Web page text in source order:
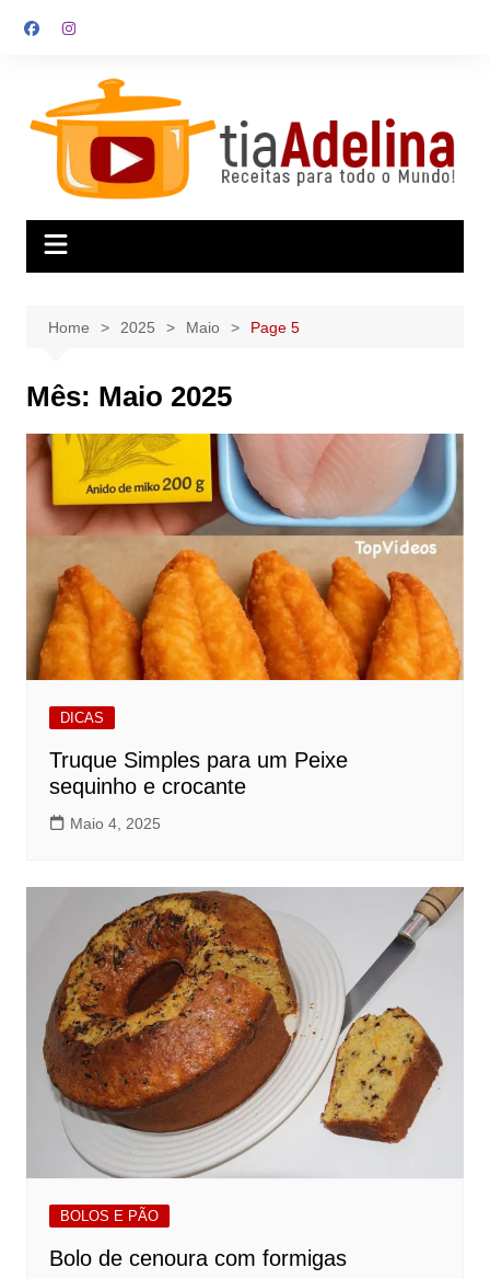
Home 2025 Maio Page 5
Mês: Maio 2025
DICAS
Truque Simples para um Peixe
sequinho e crocante
Maio 4, 2025
BOLOS E PÃO
Bolo de cenoura com formigas